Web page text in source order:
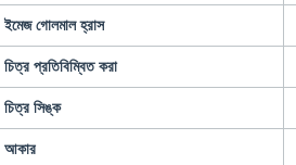
ইমেজ গোলমাল হ্রাস
চিত্র প্রতিবিম্বিত করা
চিত্র সিঙ্ক
আকার